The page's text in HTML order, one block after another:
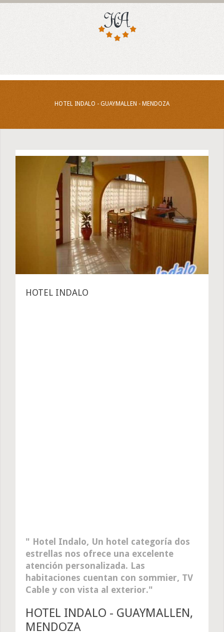
HOTEL INDALO - GUAYMALLEN - MENDOZA
HOTEL INDALO
Hotel Indalo, Un hotel categoría dos
estrellas nos ofrece una excelente
atención personalizada. Las
habitaciones cuentan con sommier, TV
Cable y con vista al exterior.
HOTEL INDALO - GUAYMALLEN,
MENDOZA